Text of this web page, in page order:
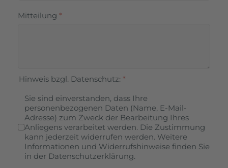
Mitteilung *
Hinweis bzgl. Datenschutz: *
Sie sind einverstanden, dass Ihre
personenbezogenen Daten (Name, E-Mail-
Adresse) zum Zweck der Bearbeitung Ihres
Anliegens verarbeitet werden. Die Zustimmung
kann jederzeit widerrufen werden. Weitere
Informationen und Widerrufshinweise finden Sie
in der Datenschutzerklärung.